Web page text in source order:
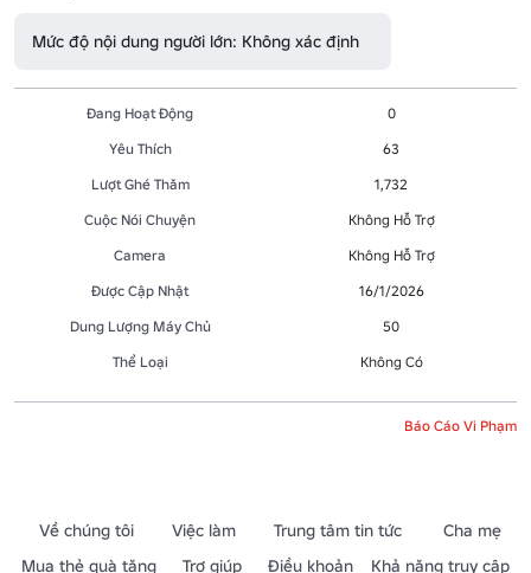
Mức độ nội dung người lớn: Không xác định
Đang Hoạt Động
0
Yêu Thích
63
Lượt Ghé Thăm
1,732
Cuộc Nói Chuyện
Không Hỗ Trợ
Camera
Không Hỗ Trợ
Được Cập Nhật
16/1/2026
Dung Lượng Máy Chủ
50
Thể Loại
Không Có
Báo Cáo Vi Phạm
Về chúng tôi Việc làm Trung tâm tin tức
Cha mẹ
Mua thẻ quà tặng
Trợ giúp Điều khoản Khả năng truy cập